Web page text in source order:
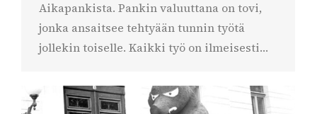
Aikapankista. Pankin valuuttana on tovi,
jonka ansaitsee tehtyään tunnin työtä
jollekin toiselle. Kaikki työ on ilmeisesti…